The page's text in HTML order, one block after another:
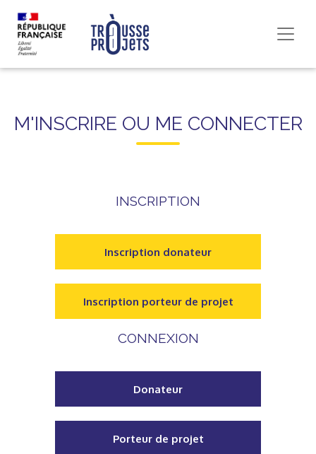
M'INSCRIRE OU ME CONNECTER
INSCRIPTION
Inscription donateur
Inscription porteur de projet
CONNEXION
Donateur
Porteur de projet